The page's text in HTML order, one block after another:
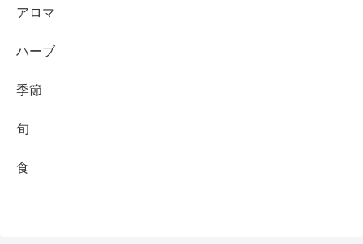
アロマ
ハーブ
季節
旬
食